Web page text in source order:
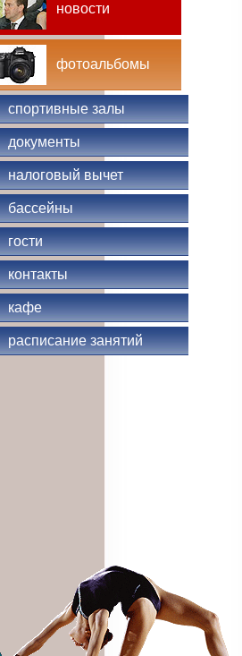
новости
фотоальбомы
спортивные залы
документы
налоговый вычет
бассейны
гости
контакты
кафе
расписание занятий